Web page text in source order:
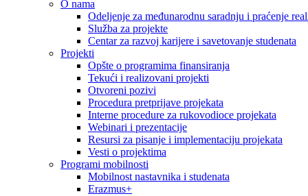
O nama
Odeljenje za međunarodnu saradnju i praćenje
Služba za projekte
Centar za razvoj karijere i savetovanje studenata
Projekti
Opšte o programima finansiranja
Tekući i realizovani projekti
Otvoreni pozivi
Procedura pretprijave projekata
Interne procedure za rukovodioce projekata
Webinari i prezentacije
Resursi za pisanje i implementaciju projekata
Vesti o projektima
Programi mobilnosti
Mobilnost nastavnika i studenata
Erazmus+